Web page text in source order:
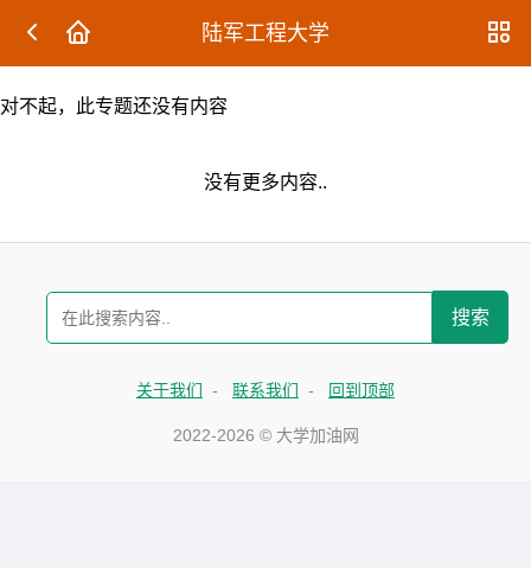
陆军工程大学
对不起，此专题还没有内容
没有更多内容..
搜索
关于我们 - 联系我们 - 回到顶部
2022-2026 © 大学加油网